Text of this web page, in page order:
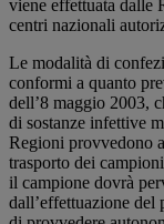
viene effettuata dalle
centri nazionali
Le modalità di
conformi a quanto
dell’8 maggio 2003,
di sostanze infettive
Regioni provvedono
trasporto dei
il campione dovrà
dall’effettuazione del